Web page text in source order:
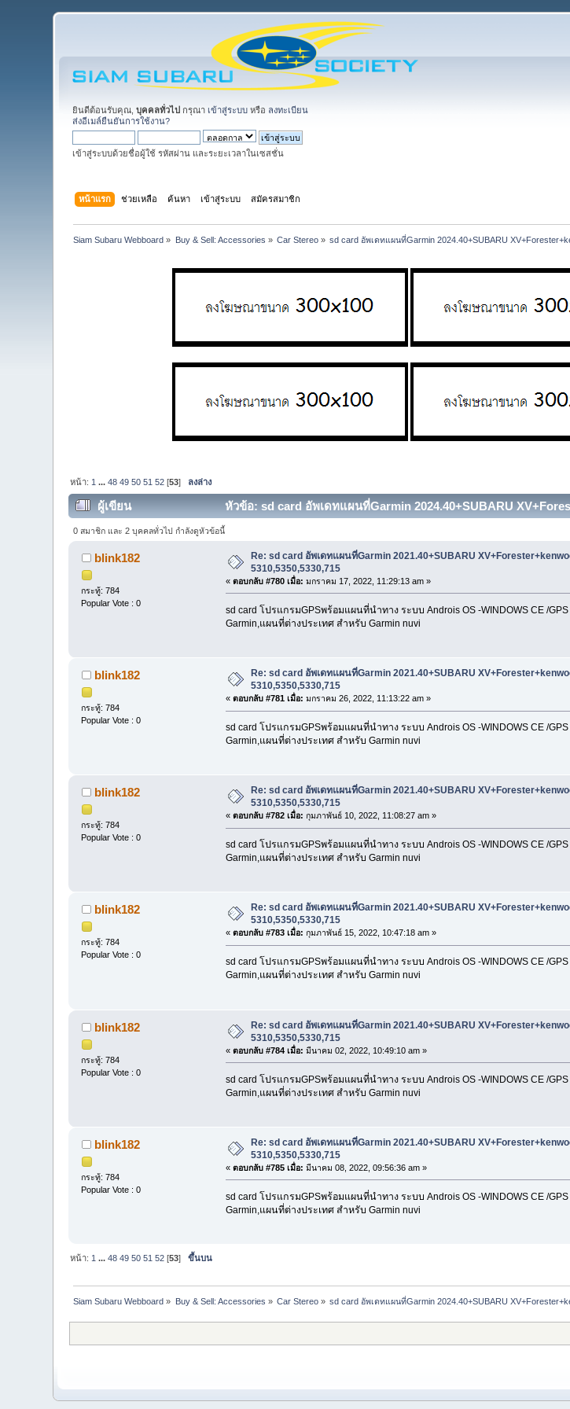
ยินดีต้อนรับคุณ,บุคคลทั่วไป กรุณา เข้าสู่ระบบ หรือ ลงทะเบียน
ส่งอีเมล์ยืนยันการใช้งาน?
เข้าสู่ระบบด้วยชื่อผู้ใช้ รหัสผ่าน และระยะเวลาในเซสชั่น
หน้าแรก ช่วยเหลือ ค้นหา เข้าสู่ระบบ สมัครสมาชิก
Siam Subaru Webboard » Buy & Sell: Accessories » Car Stereo » sd card อัพเดทแผนที่Garmin 2024.40+SUBARU
หน้า: 1 ...48 49 50 51 52 [53] ลงล่าง
ผู้เขียน หัวข้อ: sd card อัพเดทแผนที่Garmin 2024.40+SUBARU
0 สมาชิก และ 2 บุคคลทั่วไป กำลังดูหัวข้อนี้
blink182
กระทู้: 784
Popular Vote : 0
Re: sd card อัพเดทแผนที่Garmin 2021.40+SUBARU
5310,5350,5330,715
« ตอบกลับ #780 เมื่อ: มกราคม 17, 2022, 11:29:13 am »
sd card โปรแกรมGPSพร้อมแผนที่นำทาง ระบบ Androis OS -WINDOWS CE /
Garmin,แผนที่ต่างประเทศ สำหรับ Garmin nuvi
blink182
กระทู้: 784
Popular Vote : 0
Re: sd card อัพเดทแผนที่Garmin 2021.40+SUBARU
5310,5350,5330,715
« ตอบกลับ #781 เมื่อ: มกราคม 26, 2022, 11:13:22 am »
sd card โปรแกรมGPSพร้อมแผนที่นำทาง ระบบ Androis OS -WINDOWS CE /
Garmin,แผนที่ต่างประเทศ สำหรับ Garmin nuvi
blink182
กระทู้: 784
Popular Vote : 0
Re: sd card อัพเดทแผนที่Garmin 2021.40+SUBARU
5310,5350,5330,715
« ตอบกลับ #782 เมื่อ: กุมภาพันธ์ 10, 2022, 11:08:27 am »
sd card โปรแกรมGPSพร้อมแผนที่นำทาง ระบบ Androis OS -WINDOWS CE /
Garmin,แผนที่ต่างประเทศ สำหรับ Garmin nuvi
blink182
กระทู้: 784
Popular Vote : 0
Re: sd card อัพเดทแผนที่Garmin 2021.40+SUBARU
5310,5350,5330,715
« ตอบกลับ #783 เมื่อ: กุมภาพันธ์ 15, 2022, 10:47:18 am »
sd card โปรแกรมGPSพร้อมแผนที่นำทาง ระบบ Androis OS -WINDOWS CE /
Garmin,แผนที่ต่างประเทศ สำหรับ Garmin nuvi
blink182
กระทู้: 784
Popular Vote : 0
Re: sd card อัพเดทแผนที่Garmin 2021.40+SUBARU
5310,5350,5330,715
« ตอบกลับ #784 เมื่อ: มีนาคม 02, 2022, 10:49:10 am »
sd card โปรแกรมGPSพร้อมแผนที่นำทาง ระบบ Androis OS -WINDOWS CE /
Garmin,แผนที่ต่างประเทศ สำหรับ Garmin nuvi
blink182
กระทู้: 784
Popular Vote : 0
Re: sd card อัพเดทแผนที่Garmin 2021.40+SUBARU
5310,5350,5330,715
« ตอบกลับ #785 เมื่อ: มีนาคม 08, 2022, 09:56:36 am »
sd card โปรแกรมGPSพร้อมแผนที่นำทาง ระบบ Androis OS -WINDOWS CE /
Garmin,แผนที่ต่างประเทศ สำหรับ Garmin nuvi
หน้า: 1 ...48 49 50 51 52 [53]ขึ้นบน
Siam Subaru Webboard » Buy & Sell: Accessories » Car Stereo » sd card อัพเดทแผนที่Garmin 2024.40+SUBARU